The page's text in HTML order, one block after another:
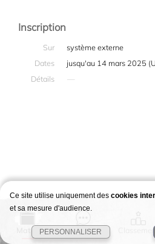
Inscription
Sur
système externe
Dates
jusqu'au 14 mars 2025
Détails
—
Match Story Classement
Ce site utilise uniquement des cookies
et sa mesure d'audience.
PERSONNALISER